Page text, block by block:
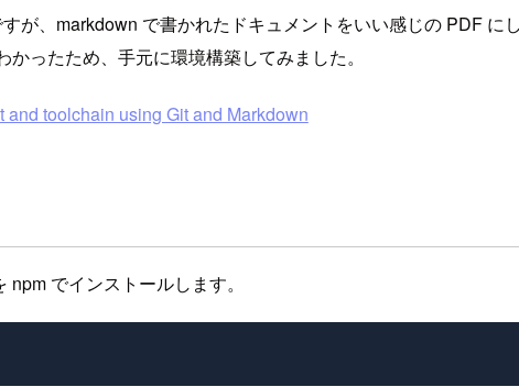
が、markdown で書かれたドキュメントをいい感じの PDF
ったため、手元に環境構築してみました。
toolchain using Git and Markdown
でインストールします。